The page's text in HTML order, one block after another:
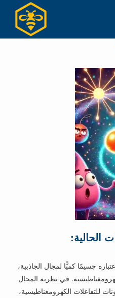
الحالية:
جسيمًا كميًّا لمجال الجاذبية،
في نظرية المجال
للتفاعلات الكهرومغناطيسية،